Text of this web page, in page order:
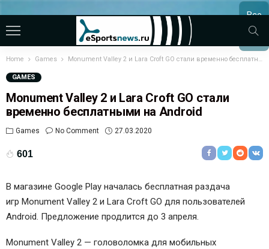
Все
МАТЧИ
Home Games Monument Valley 2 и Lara Croft GO стали временно бесплатными на Android
GAMES
Monument Valley 2 и Lara Croft GO стали
временно бесплатными на Android
Games No Comment 27.03.2020
601
В магазине Google Play началась бесплатная раздача
игр Monument Valley 2 и Lara Croft GO для пользователей
Android. Предложение продлится до 3 апреля.
Monument Valley 2 — головоломка для мобильных